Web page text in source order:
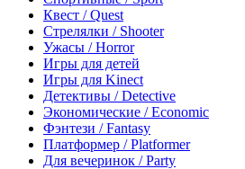
Квест / Quest
Стрелялки / Shooter
Ужасы / Horror
Игры для детей
Игры для Kinect
Детективы / Detective
Экономические / Economic
Фэнтези / Fantasy
Платформер / Platformer
Для вечеринок / Party